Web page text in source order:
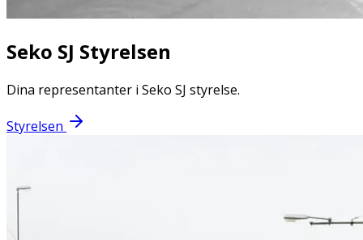
Seko SJ Styrelsen
Dina representanter i Seko SJ styrelse.
Styrelsen